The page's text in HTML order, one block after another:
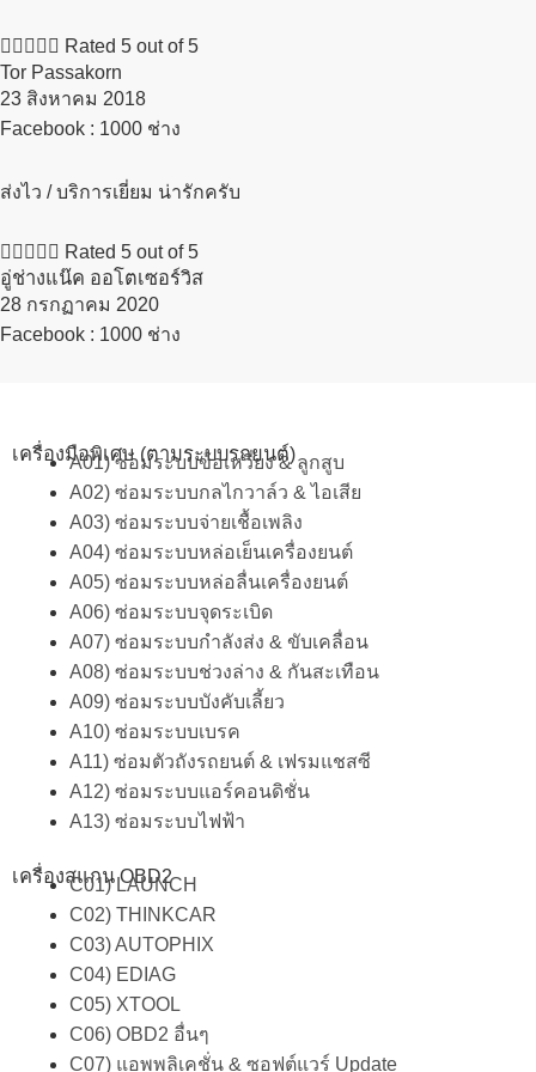
     Rated 5 out of 5
Tor Passakorn
23 สิงหาคม 2018​
Facebook : 1000 ช่าง
ส่งไว / บริการเยี่ยม น่ารักครับ
     Rated 5 out of 5
อู่ช่างแน๊ค ออโตเซอร์วิส
28 กรกฏาคม 2020​
Facebook : 1000 ช่าง
เครื่องมือพิเศษ (ตามระบบรถยนต์)
A01) ซ่อมระบบข้อเหวี่ยง & ลูกสูบ
A02) ซ่อมระบบกลไกวาล์ว & ไอเสีย
A03) ซ่อมระบบจ่ายเชื้อเพลิง
A04) ซ่อมระบบหล่อเย็นเครื่องยนต์
A05) ซ่อมระบบหล่อลื่นเครื่องยนต์
A06) ซ่อมระบบจุดระเบิด
A07) ซ่อมระบบกำลังส่ง & ขับเคลื่อน
A08) ซ่อมระบบช่วงล่าง & กันสะเทือน
A09) ซ่อมระบบบังคับเลี้ยว
A10) ซ่อมระบบเบรค
A11) ซ่อมตัวถังรถยนต์ & เฟรมแชสซี
A12) ซ่อมระบบแอร์คอนดิชั่น
A13) ซ่อมระบบไฟฟ้า
เครื่องสแกน OBD2
C01) LAUNCH
C02) THINKCAR
C03) AUTOPHIX
C04) EDIAG
C05) XTOOL
C06) OBD2 อื่นๆ
C07) แอพพลิเคชั่น & ซอฟต์แวร์ Update